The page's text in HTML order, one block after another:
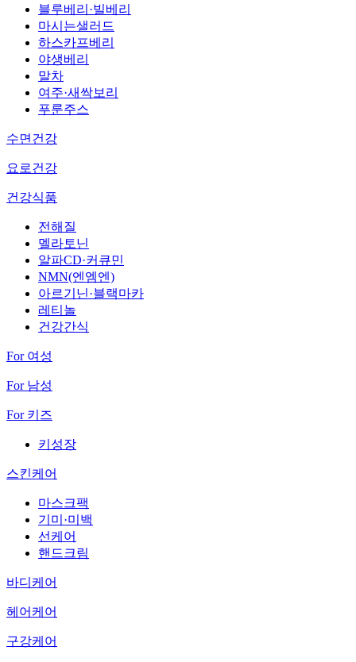
블루베리·빌베리
마시는샐러드
하스카프베리
야생베리
말차
여주·새싹보리
푸룬주스
수면건강
요로건강
건강식품
전해질
멜라토닌
알파CD·커큐민
NMN(엔엠엔)
아르기닌·블랙마카
레티놀
건강간식
For 여성
For 남성
For 키즈
키성장
스킨케어
마스크팩
기미·미백
선케어
핸드크림
바디케어
헤어케어
구강케어